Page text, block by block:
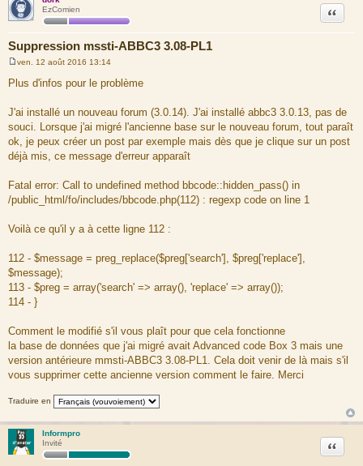
EzComien
Suppression mssti-ABBC3 3.08-PL1
Citation
s
a
g
e
ven. 12 août 2016 13:14
Plus d'infos pour le problème
J'ai installé un nouveau forum (3.0.14). J'ai installé abbc3 3.0.13, pas de
souci. Lorsque j'ai migré l'ancienne base sur le nouveau forum, tout paraît
ok, je peux créer un post par exemple mais dès que je clique sur un post
déjà mis, ce message d'erreur apparaît
Fatal error: Call to undefined method bbcode::hidden_pass() in
/public_html/fo/includes/bbcode.php(112) : regexp code on line 1
Voilà ce qu'il y a à cette ligne 112 :
112 - $message = preg_replace($preg['search'], $preg['replace'],
$message);
113 - $preg = array('search' => array(), 'replace' => array());
114 - }
Comment le modifié s'il vous plaît pour que cela fonctionne
la base de données que j'ai migré avait Advanced code Box 3 mais une
version antérieure mmsti-ABBC3 3.08-PL1. Cela doit venir de là mais s'il
vous supprimer cette ancienne version comment le faire. Merci
Traduire en
Informpro
Invité
Citation